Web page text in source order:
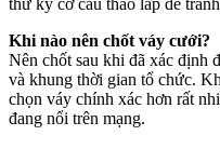
thử kỹ cơ cấu tháo lắp để
Khi nào nên chốt váy cưới?
Nên chốt sau khi đã xác định
và khung thời gian tổ chức.
chọn váy chính xác hơn rất
đang nổi trên mạng.